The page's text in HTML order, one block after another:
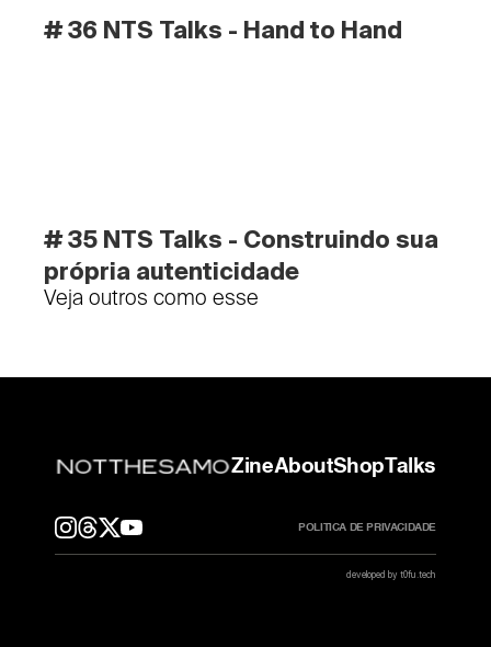
Veja outros como esse
# 36 NTS Talks - Hand to Hand
# 35 NTS Talks - Construindo sua
própria autenticidade
ZineAboutShopTalks
POLITICA DE PRIVACIDADE
developed by t0fu.tech